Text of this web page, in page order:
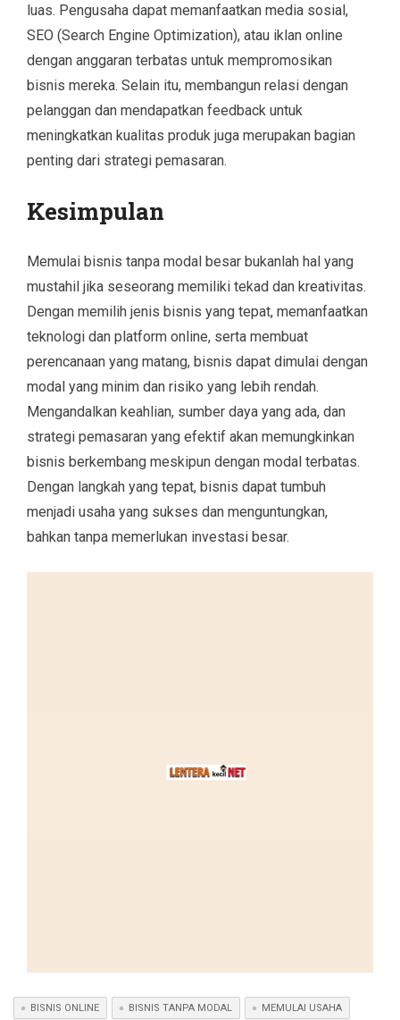
luas. Pengusaha dapat memanfaatkan media sosial,
SEO (Search Engine Optimization), atau iklan online
dengan anggaran terbatas untuk mempromosikan
bisnis mereka. Selain itu, membangun relasi dengan
pelanggan dan mendapatkan feedback untuk
meningkatkan kualitas produk juga merupakan bagian
penting dari strategi pemasaran.
Kesimpulan
Memulai bisnis tanpa modal besar bukanlah hal yang
mustahil jika seseorang memiliki tekad dan kreativitas.
Dengan memilih jenis bisnis yang tepat, memanfaatkan
teknologi dan platform online, serta membuat
perencanaan yang matang, bisnis dapat dimulai dengan
modal yang minim dan risiko yang lebih rendah.
Mengandalkan keahlian, sumber daya yang ada, dan
strategi pemasaran yang efektif akan memungkinkan
bisnis berkembang meskipun dengan modal terbatas.
Dengan langkah yang tepat, bisnis dapat tumbuh
menjadi usaha yang sukses dan menguntungkan,
bahkan tanpa memerlukan investasi besar.
BISNIS ONLINE BISNIS TANPA MODAL MEMULAI USAHA